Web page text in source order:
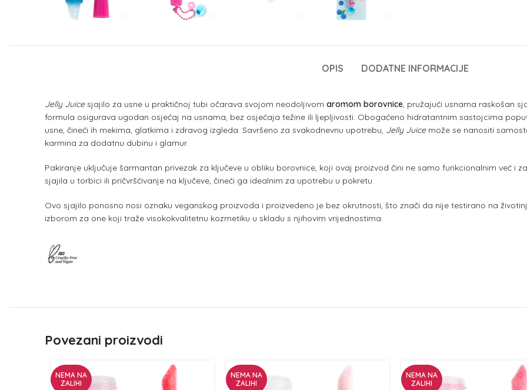
OPIS DODATNE INFORMACIJE
Jelly Juicesjajilo za usne u praktičnoj tubi očarava svojom neodoljivom aromom borovnice, pružajući usnama raskošan
formula osigurava ugodan osjećaj na usnama, bez osjećaja težine ili ljepljivosti. Obogaćeno hidratantnim sastojcima
usne, čineći ih mekima, glatkima i zdravog izgleda. Savršeno za svakodnevnu upotrebu, Jelly Juicemože se nanositi
karmina za dodatnu dubinu i glamur.
Pakiranje uključuje šarmantan privezak za ključeve u obliku borovnice, koji ovaj proizvod čini ne samo funkcionalnim već i
sjajila u torbici ili pričvršćivanje na ključeve, čineći ga idealnim za upotrebu u pokretu.
Ovo sjajilo ponosno nosi oznaku veganskog proizvoda i proizvedeno je bez okrutnosti, što znači da nije testirano na
izborom za one koji traže visokokvalitetnu kozmetiku u skladu s njihovim vrijednostima.
Povezani proizvodi
NEMA NA
ZALIHI
NEMA NA
ZALIHI
NEMA NA
ZALIHI